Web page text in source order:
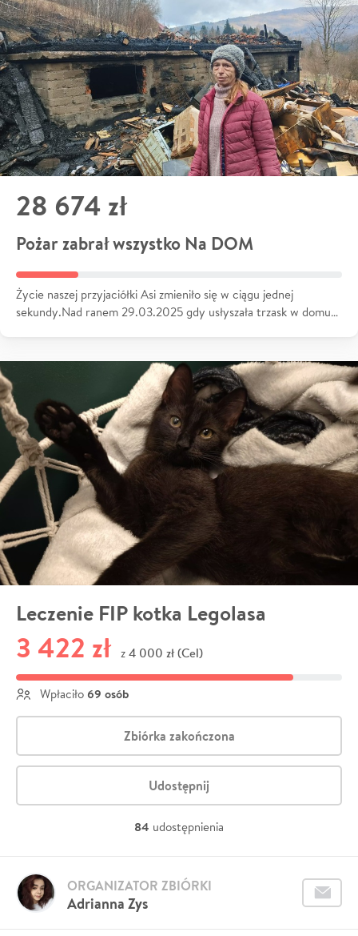
28 674 zł
Pożar zabrał wszystko Na DOM
Życie naszej przyjaciółki Asi zmieniło się w ciągu jednej
sekundy.Nad ranem 29.03.2025 gdy usłyszała trzask w domu…
Leczenie FIP kotka Legolasa
3 422 zł z 4 000 zł (Cel)
Wpłaciło 69 osób
Zbiórka zakończona
Udostępnij
84 udostępnienia
Adrianna Zys
ORGANIZATOR ZBIÓRKI